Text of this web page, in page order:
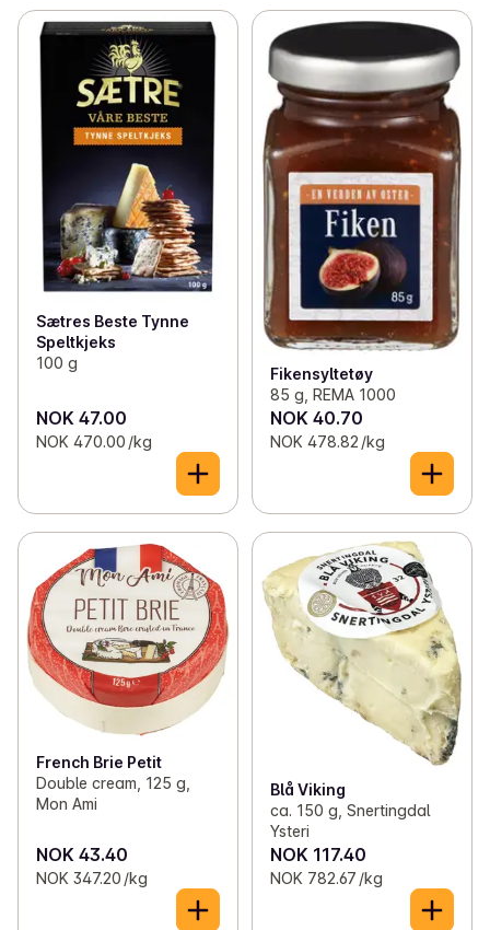
Sætres Beste Tynne
Speltkjeks
100 g
NOK 47.00
NOK 470.00 /kg
Fikensyltetøy
85 g, REMA 1000
NOK 40.70
NOK 478.82 /kg
French Brie Petit
Double cream, 125 g,
Mon Ami
NOK 43.40
NOK 347.20 /kg
Blå Viking
ca. 150 g, Snertingdal
Ysteri
NOK 117.40
NOK 782.67 /kg